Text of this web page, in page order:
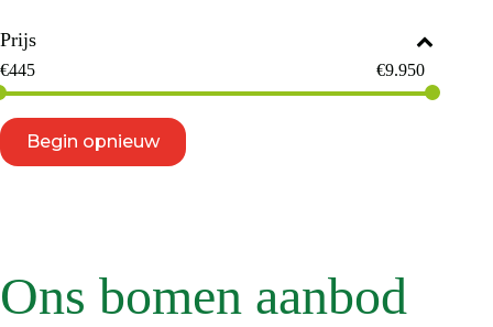
Ons bomen aanbod
Prijs
€445 €9.950
Begin opnieuw